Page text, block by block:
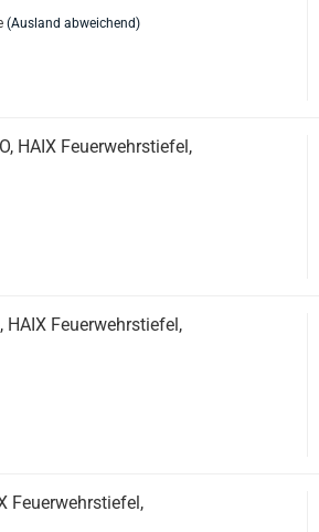
(Ausland abweichend)
HAIX Feuerwehrstiefel,
HAIX Feuerwehrstiefel,
Feuerwehrstiefel,